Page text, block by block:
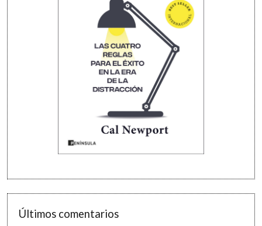
Últimos comentarios